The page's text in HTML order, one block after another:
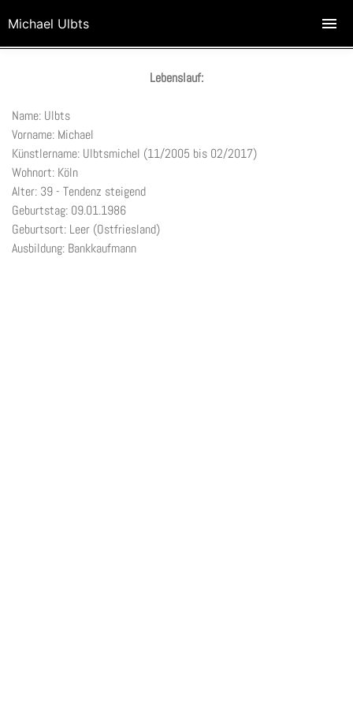
Lebenslauf:
Name: Ulbts
Vorname: Michael
Künstlername: Ulbtsmichel (11/2005 bis 02/2017)
Wohnort: Köln
Alter: 39 - Tendenz steigend
Geburtstag: 09.01.1986
Geburtsort: Leer (Ostfriesland)
Ausbildung: Bankkaufmann
Michael Ulbts